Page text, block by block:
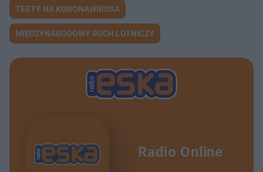
TESTY NA KORONAWIRUSA
MIĘDZYNARODOWY RUCH LOTNICZY
Radio Online